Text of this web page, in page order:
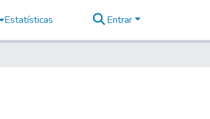
Estatísticas Entrar